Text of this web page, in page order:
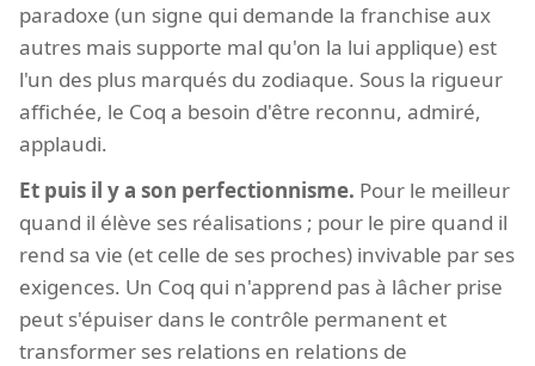
paradoxe (un signe qui demande la franchise aux
autres mais supporte mal qu'on la lui applique) est
l'un des plus marqués du zodiaque. Sous la rigueur
affichée, le Coq a besoin d'être reconnu, admiré,
applaudi.
Et puis il y a son perfectionnisme. Pour le meilleur
quand il élève ses réalisations ; pour le pire quand il
rend sa vie (et celle de ses proches) invivable par ses
exigences. Un Coq qui n'apprend pas à lâcher prise
peut s'épuiser dans le contrôle permanent et
transformer ses relations en relations de